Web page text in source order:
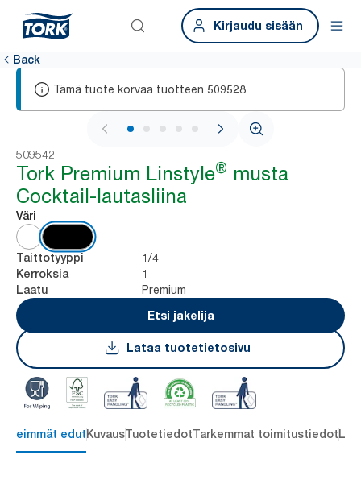
Kirjaudu sisään
Back
Tämä tuote korvaa tuotteen 509528
1 / 5
509542
Tork Premium Linstyle® musta
Cocktail-lautasliina
Väri
Taittotyyppi 1/4
Kerroksia 1
Laatu
Premium
Etsi jakelija
Lataa tuotetietosivu
edutKuvausTuotetiedotTarkemmat toimitustiedot